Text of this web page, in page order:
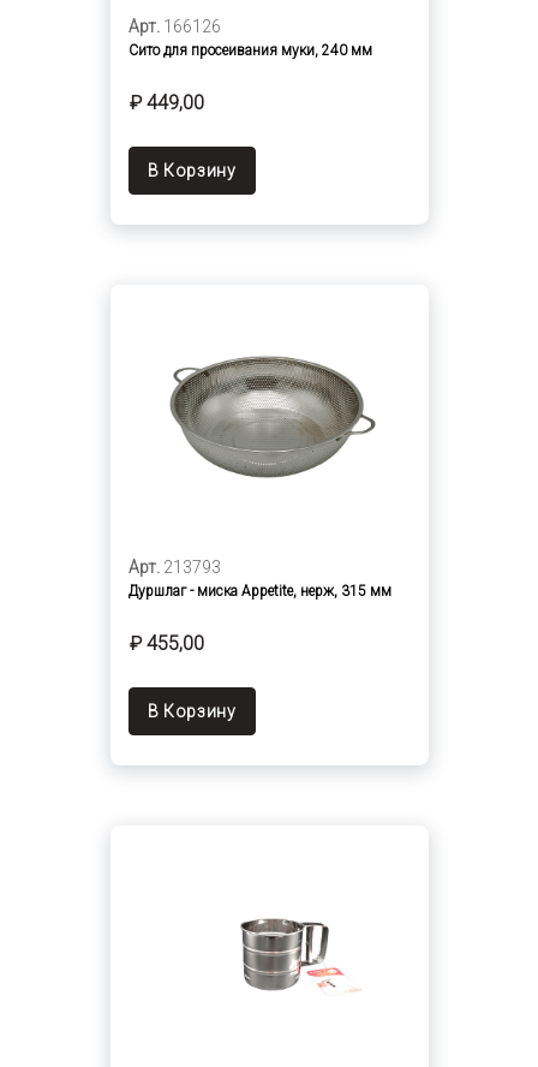
Арт. 166126
Сито для просеивания муки, 240 мм
₽ 449,00
В Корзину
Арт. 213793
Дуршлаг - миска Appetite, нерж, 315 мм
₽ 455,00
В Корзину